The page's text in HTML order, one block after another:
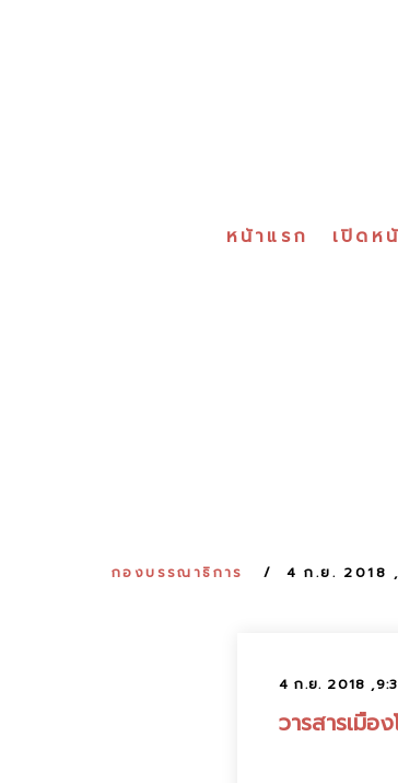
หน้าแรก เปิดห
กองบรรณาธิการ 4 ก.ย. 2018
4 ก.ย. 2018
วารสารเมือ